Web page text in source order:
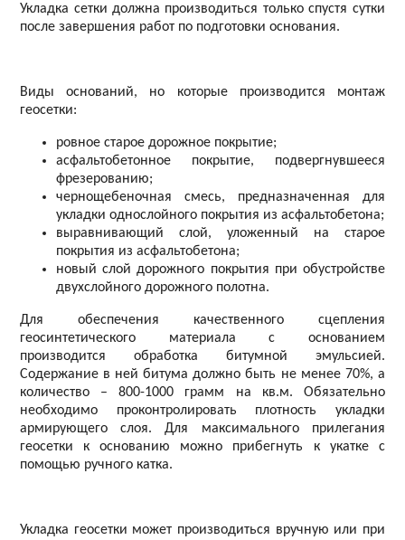
Укладка сетки должна производиться только спустя сутки
после завершения работ по подготовки основания.
Виды оснований, но которые производится монтаж
геосетки:
ровное старое дорожное покрытие;
асфальтобетонное покрытие, подвергнувшееся
фрезерованию;
чернощебеночная смесь, предназначенная для
укладки однослойного покрытия из асфальтобетона;
выравнивающий слой, уложенный на старое
покрытия из асфальтобетона;
новый слой дорожного покрытия при обустройстве
двухслойного дорожного полотна.
Для обеспечения качественного сцепления
геосинтетического материала с основанием
производится обработка битумной эмульсией.
Содержание в ней битума должно быть не менее 70%, а
количество – 800-1000 грамм на кв.м. Обязательно
необходимо проконтролировать плотность укладки
армирующего слоя. Для максимального прилегания
геосетки к основанию можно прибегнуть к укатке с
помощью ручного катка.
Укладка геосетки может производиться вручную или при